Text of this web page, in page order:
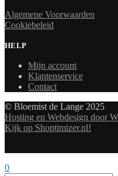
Algemene Voorwaarden
Cookiebeleid
HELP
Mijn account
Klantenservice
Contact
© Bloemist de Lange 2025
Hosting en Webdesign door
Kijk op Shoptimizer.nl!
0